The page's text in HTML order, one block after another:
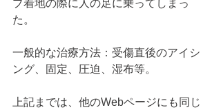
プ着地の際に人の足に乗ってしまっ
た。
一般的な治療方法：受傷直後のアイシ
ング、固定、圧迫、湿布等。
上記までは、他のWebページにも同じ